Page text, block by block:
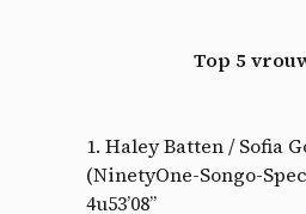
Top 5
1. Haley Batten / Sofia
(NinetyOne-Songo-
4u53’08”